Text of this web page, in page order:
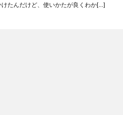
たんだけど、使いかたが良くわか[…]